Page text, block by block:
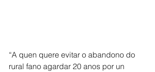
“A quen quere evitar o abandono do
rural fano agardar 20 anos por un